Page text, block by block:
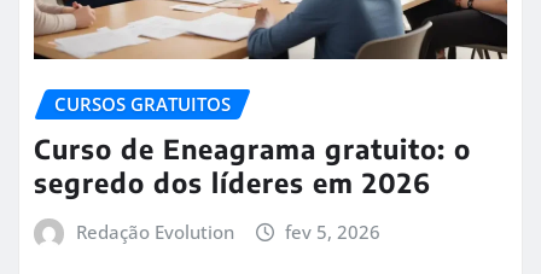
CURSOS GRATUITOS
Curso de Eneagrama gratuito: o
segredo dos líderes em 2026
Redação Evolution fev 5, 2026